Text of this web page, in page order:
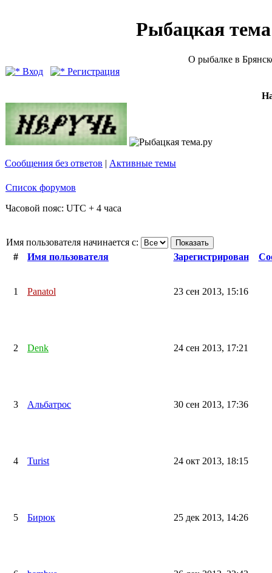
Рыбацкая
О рыбалке в
Вход
Регистрация
Сообщения без ответов | Активные темы
Список форумов
Часовой пояс: UTC + 4 часа
Имя пользователя начинается с:
#
Имя пользователя Зарегистрирован
1 Panatol 23 сен 2013, 15:16
2 Denk 24 сен 2013, 17:21
3 Альбатрос 30 сен 2013, 17:36
4 Turist 24 окт 2013, 18:15
5 Бирюк 25 дек 2013, 14:26